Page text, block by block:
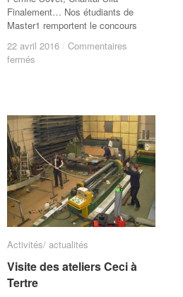
Finalement… Nos étudiants de
Master1 remportent le concours
22 avril 2016 / Commentaires
fermés
léger
de
loisir
22 avril 2016 / Commentaires
fermés
léger
de
loisir
Activités/ actualités
Visite des ateliers Ceci à
Tertre
Activités/ actualités
Visite des ateliers Ceci à
Tertre